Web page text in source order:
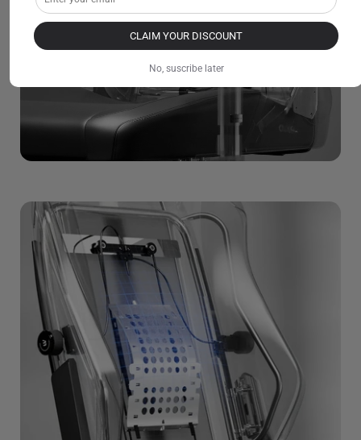
CLAIM YOUR DISCOUNT
No, suscribe later